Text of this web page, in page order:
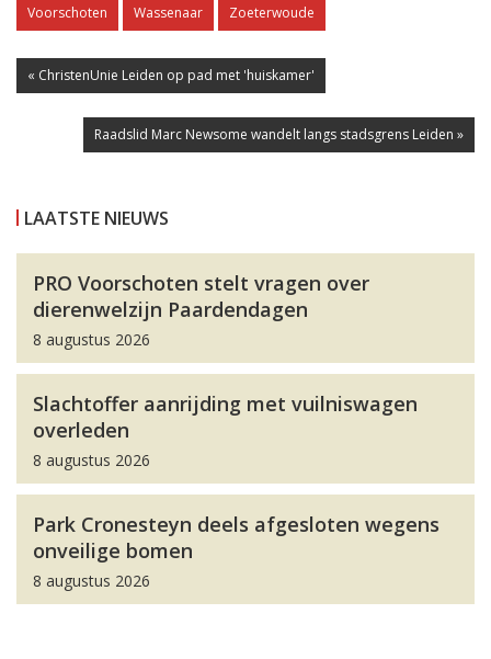
Voorschoten
Wassenaar Zoeterwoude
« ChristenUnie Leiden op pad met 'huiskamer'
Raadslid Marc Newsome wandelt langs stadsgrens Leiden »
LAATSTE NIEUWS
PRO Voorschoten stelt vragen over
dierenwelzijn Paardendagen
8 augustus 2026
Slachtoffer aanrijding met vuilniswagen
overleden
8 augustus 2026
Park Cronesteyn deels afgesloten wegens
onveilige bomen
8 augustus 2026